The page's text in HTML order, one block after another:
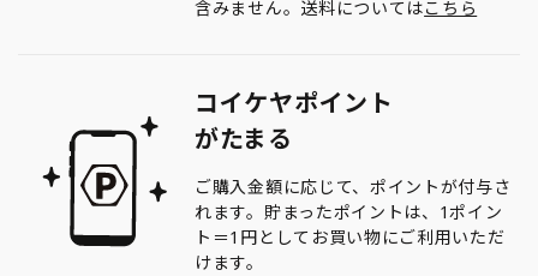
含みません。送料についてはこちら
コイケヤポイント
がたまる
ご購入金額に応じて、ポイントが付与さ
れます。貯まったポイントは、1ポイン
ト＝1円としてお買い物にご利用いただ
けます。